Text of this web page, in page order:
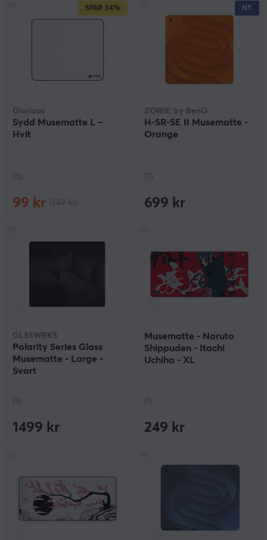
SPAR 34%
Glorious
Sydd Musematte L –
Hvit
(0)
99 kr
NY
ZOWIE by BenQ
H-SR-SE II Musematte -
Orange
(7)
699 kr
GLSSWRKS
Polarity Series Glass
Musematte - Large -
Svart
(5)
1499 kr
Musematte - Naruto
Shippuden - Itachi
Uchiha - XL
(1)
249 kr